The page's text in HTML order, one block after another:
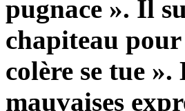
pugnace ». Il
chapiteau
colère se tue ».
mauvaises